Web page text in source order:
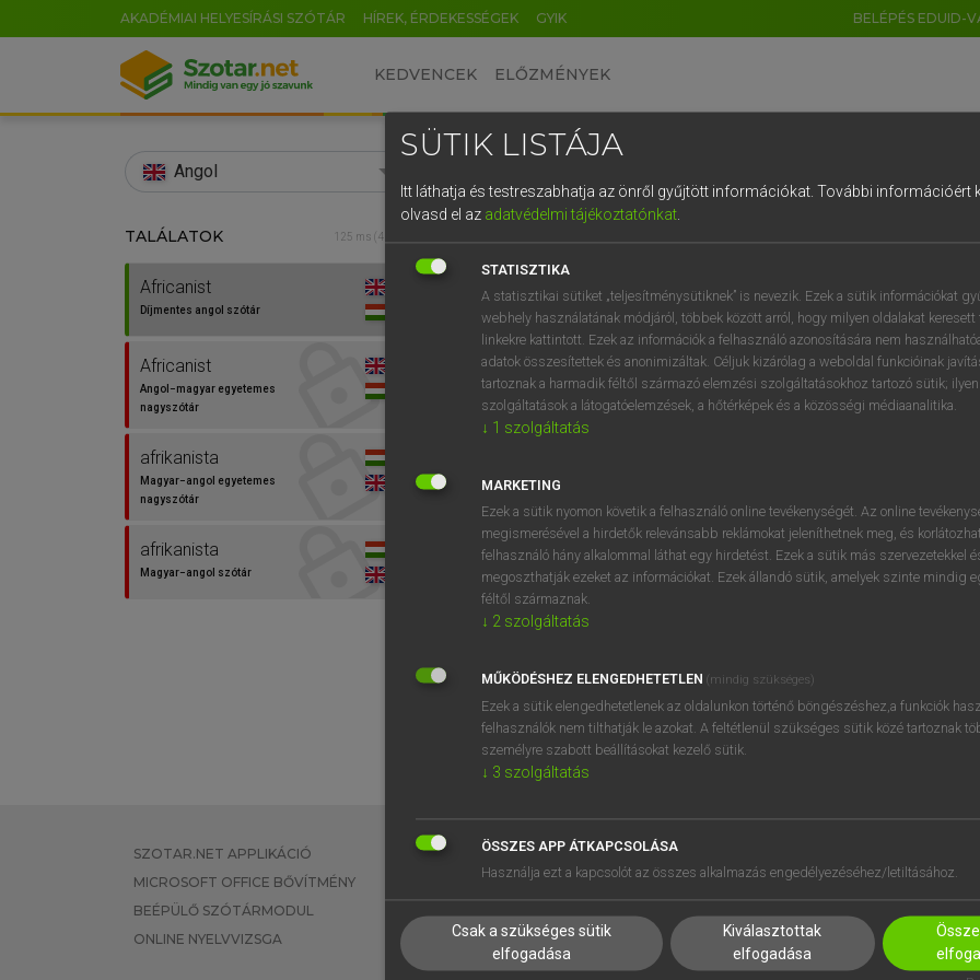
AKADÉMIAI HELYESÍRÁSI SZÓTÁR HÍREK, ÉRDEKESSÉGEK GYIK BELÉPÉS EDUID-
KEDVENCEK ELŐZMÉNYEK
Angol
TALÁLATOK 125 ms (4 db)
Africanist
Díjmentes angol szótár
Africanist
Angol−magyar egyetemes
nagyszótár
afrikanista
Magyar−angol egyetemes
nagyszótár
afrikanista
Magyar−angol szótár
Díjmentes angol szótár
Africanist fn afrikanista
⚲ Africanistkeresése szótárainkban
SZOTAR.NET APPLIKÁCIÓ
MICROSOFT OFFICE BŐVÍTMÉNY
BEÉPÜLŐ SZÓTÁRMODUL
ONLINE NYELVVIZSGA
EGYÉNI FELHASZNÁLÓKNAK
TANULÓKNAK
VÁLLALATI MEGOLDÁSOK
SÚGÓ
RÓLUNK
SÜTI BEÁLLÍTÁSOK
SÜTIK LISTÁJA
Itt láthatja és testreszabhatja az önről gyűjtött információkat. További információért
olvasd el az adatvédelmi tájékoztatónkat.
STATISZTIKA
A statisztikai sütiket „teljesítménysütiknek” is nevezik. Ezek a sütik információkat
webhely használatának módjáról, többek között arról, hogy milyen oldalakat keresett
linkekre kattintott. Ezek az információk a felhasználó azonosítására nem
adatok összesítettek és anonimizáltak. Céljuk kizárólag a weboldal funkcióinak
tartoznak a harmadik féltől származó elemzési szolgáltatásokhoz tartozó sütik;
szolgáltatások a látogatóelemzések, a hőtérképek és a közösségi médiaanalitika.
↓ 1 szolgáltatás
MARKETING
Ezek a sütik nyomon követik a felhasználó online tevékenységét. Az online
megismerésével a hirdetők relevánsabb reklámokat jeleníthetnek meg, és
felhasználó hány alkalommal láthat egy hirdetést. Ezek a sütik más szervezetekkel
megoszthatják ezeket az információkat. Ezek állandó sütik, amelyek szinte mindig
féltől származnak.
↓ 2 szolgáltatás
MŰKÖDÉSHEZ ELENGEDHETETLEN (mindig szükséges)
Ezek a sütik elengedhetetlenek az oldalunkon történő böngészéshez,a funkciók
felhasználók nem tilthatják le azokat. A feltétlenül szükséges sütik közé tartoznak
személyre szabott beállításokat kezelő sütik.
↓ 3 szolgáltatás
ÖSSZES APP ÁTKAPCSOLÁSA
Használja ezt a kapcsolót az összes alkalmazás engedélyezéséhez/letiltásához.
Csak a szükséges sütik
elfogadása
Kiválasztottak
elfogadása
EN HU DE CN FR ES IT NL
0 1 2 3 4 5 6 7 8 9
q w e r t z u i
a s d f g h j k l é
í y x c v b n m , .